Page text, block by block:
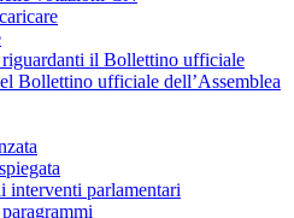
riguardanti il Bollettino ufficiale
Bollettino ufficiale dell’Assemblea
interventi parlamentari